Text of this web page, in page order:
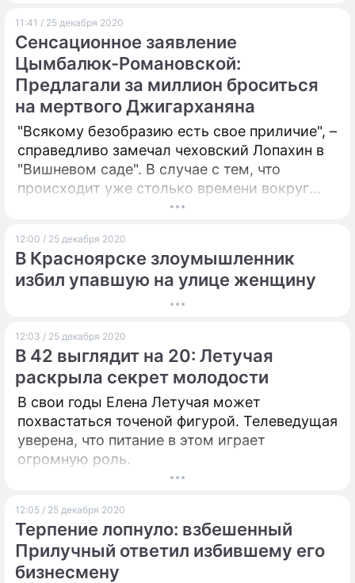
11:41 / 25 декабря 2020
Сенсационное заявление
Цымбалюк-Романовской:
Предлагали за миллион броситься
на мертвого Джигарханяна
"Всякому безобразию есть свое приличие", –
справедливо замечал чеховский Лопахин в
"Вишневом саде". В случае с тем, что
происходит уже столько времени вокруг
имени Армена Джигарханяна, конца
12:00 / 25 декабря 2020
В Красноярске злоумышленник
избил упавшую на улице женщину
12:03 / 25 декабря 2020
В 42 выглядит на 20: Летучая
раскрыла секрет молодости
В свои годы Елена Летучая может
похвастаться точеной фигурой. Телеведущая
уверена, что питание в этом играет
огромную роль.
12:05 / 25 декабря 2020
Терпение лопнуло: взбешенный
Прилучный ответил избившему его
бизнесмену